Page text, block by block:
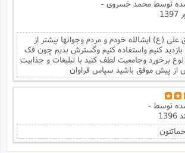
توسطمحمد خسروی -
(ع) ایشالله خودم و مردم وجوانها بیشتر از
کنیم واستفاده کنیم وگسترش بدیم چون فک
برخورد وجامعیت لطف کنید با تبلیغات و جذابیت
پیش موفق باشید سپاس فراوان
توسط-